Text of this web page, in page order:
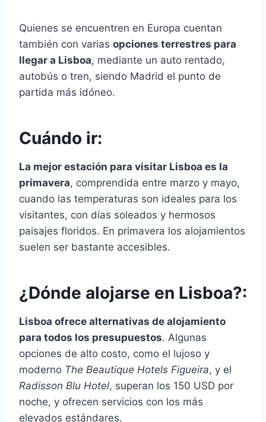
Quienes se encuentren en Europa cuentan
también con varias opciones terrestres para
llegar a Lisboa, mediante un auto rentado,
autobús o tren, siendo Madrid el punto de
partida más idóneo.
Cuándo ir:
La mejor estación para visitar Lisboa es la
primavera, comprendida entre marzo y mayo,
cuando las temperaturas son ideales para los
visitantes, con días soleados y hermosos
paisajes floridos. En primavera los alojamientos
suelen ser bastante accesibles.
¿Dónde alojarse en Lisboa?:
Lisboa ofrece alternativas de alojamiento
para todos los presupuestos. Algunas
opciones de alto costo, como el lujoso y
moderno The Beautique Hotels Figueira, y el
Radisson Blu Hotel, superan los 150 USD por
noche, y ofrecen servicios con los más
elevados estándares.